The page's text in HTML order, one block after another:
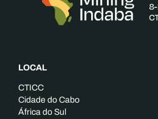
LOCAL
CTICC
Cidade do Cabo
África do Sul